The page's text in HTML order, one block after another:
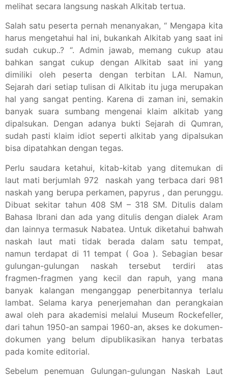
melihat secara langsung naskah Alkitab tertua.
Salah satu peserta pernah menanyakan, “ Mengapa kita
harus mengetahui hal ini, bukankah Alkitab yang saat ini
sudah cukup..? “. Admin jawab, memang cukup atau
bahkan sangat cukup dengan Alkitab saat ini yang
dimiliki oleh peserta dengan terbitan LAI. Namun,
Sejarah dari setiap tulisan di Alkitab itu juga merupakan
hal yang sangat penting. Karena di zaman ini, semakin
banyak suara sumbang mengenai klaim alkitab yang
dipalsukan. Dengan adanya bukti Sejarah di Qumran,
sudah pasti klaim idiot seperti alkitab yang dipalsukan
bisa dipatahkan dengan tegas.
Perlu saudara ketahui, kitab-kitab yang ditemukan di
laut mati berjumlah 972 naskah yang terbaca dari 981
naskah yang berupa perkamen, papyrus , dan perunggu.
Dibuat sekitar tahun 408 SM – 318 SM. Ditulis dalam
Bahasa Ibrani dan ada yang ditulis dengan dialek Aram
dan lainnya termasuk Nabatea. Untuk diketahui bahwah
naskah laut mati tidak berada dalam satu tempat,
namun terdapat di 11 tempat ( Goa ). Sebagian besar
gulungan-gulungan naskah tersebut terdiri atas
fragmen-fragmen yang kecil dan rapuh, yang mana
banyak kalangan menganggap penerbitannya terlalu
lambat. Selama karya penerjemahan dan perangkaian
awal oleh para akademisi melalui Museum Rockefeller,
dari tahun 1950-an sampai 1960-an, akses ke dokumen-
dokumen yang belum dipublikasikan hanya terbatas
pada komite editorial.
Sebelum penemuan Gulungan-gulungan Naskah Laut